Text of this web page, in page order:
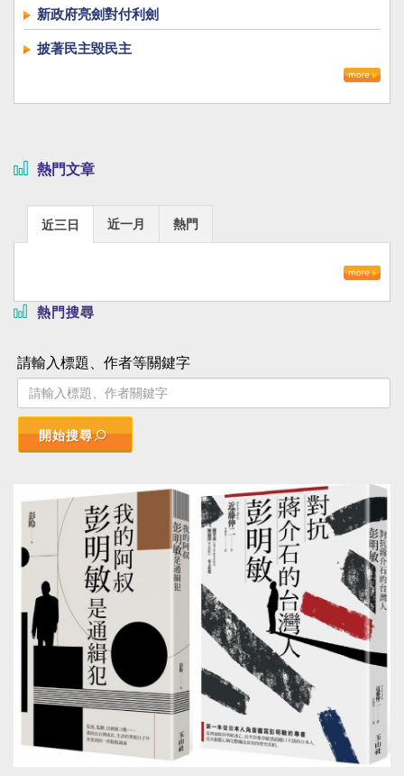
新政府亮劍對付利劍
披著民主毀民主
熱門文章
近三日 近一月 熱門
熱門搜尋
請輸入標題、作者等關鍵字
開始搜尋